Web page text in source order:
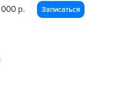
р. Записаться